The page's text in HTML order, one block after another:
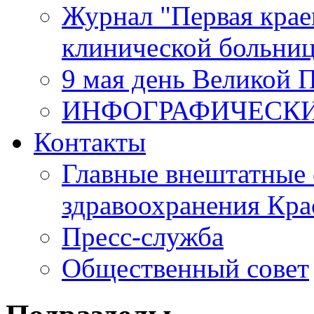
Журнал "Первая
клинической
9 мая день Великой
Контакты
Главные внештатные
здравоохранения
Пресс-служба
Общественный совет